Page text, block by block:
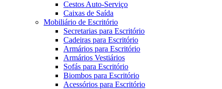
Cestos Auto-Serviço
Caixas de Saída
Mobiliário de Escritório
Secretarias para Escritório
Cadeiras para Escritório
Armários para Escritório
Armários Vestiários
Sofás para Escritório
Biombos para Escritório
Acessórios para Escritório